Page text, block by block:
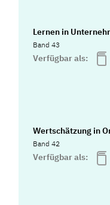
Lernen in
Band 43
Verfügbar als:
Wertschätzung in
Band 42
Verfügbar als: